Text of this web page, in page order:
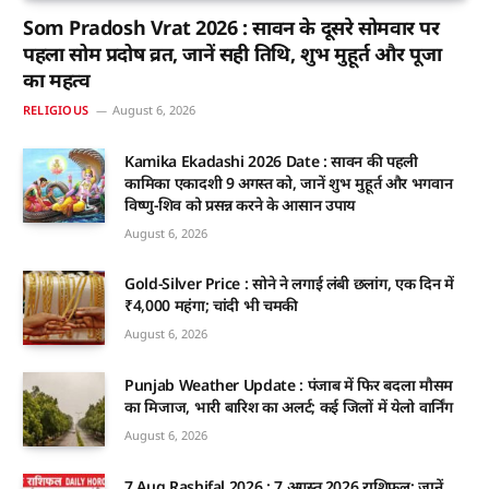
Som Pradosh Vrat 2026 : सावन के दूसरे सोमवार पर
पहला सोम प्रदोष व्रत, जानें सही तिथि, शुभ मुहूर्त और पूजा
का महत्व
RELIGIOUS August 6, 2026
Kamika Ekadashi 2026 Date : सावन की पहली
कामिका एकादशी 9 अगस्त को, जानें शुभ मुहूर्त और भगवान
विष्णु-शिव को प्रसन्न करने के आसान उपाय
August 6, 2026
Gold-Silver Price : सोने ने लगाई लंबी छलांग, एक दिन में
₹4,000 महंगा; चांदी भी चमकी
August 6, 2026
Punjab Weather Update : पंजाब में फिर बदला मौसम
का मिजाज, भारी बारिश का अलर्ट; कई जिलों में येलो वार्निंग
August 6, 2026